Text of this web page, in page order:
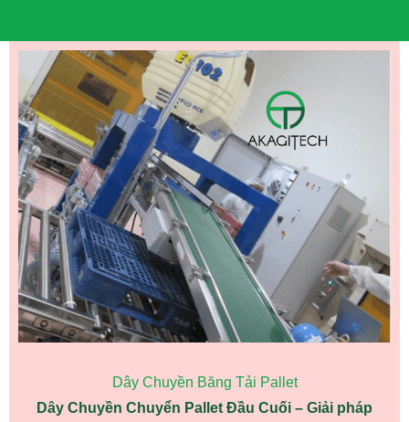
Dây Chuyền Băng Tải Pallet
Dây Chuyền Chuyển Pallet Đầu Cuối – Giải pháp